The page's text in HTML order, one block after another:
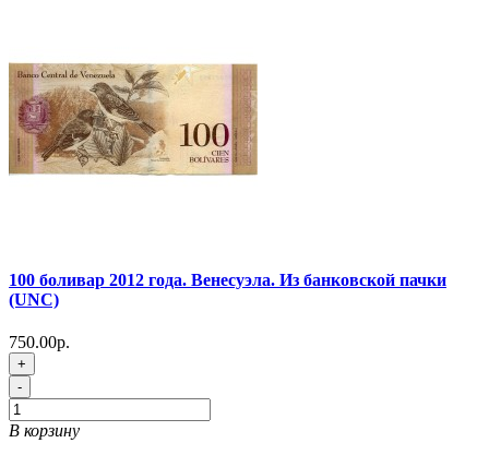
100 боливар 2012 года. Венесуэла. Из банковской пачки
(UNC)
750.00р.
+
-
В корзину